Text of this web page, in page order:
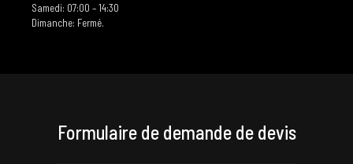
Samedi: 07:00 – 14:30
Dimanche: Fermé.
Formulaire de demande de devis